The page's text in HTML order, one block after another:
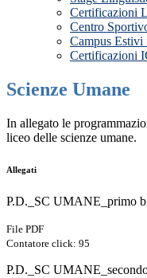
Certificazioni
Centro
Campus Estivi
Certificazioni
Scienze Umane
In allegato le
liceo delle scienze umane.
Allegati
P.D._SC UMANE_primo
File PDF
Contatore click: 95
P.D._SC